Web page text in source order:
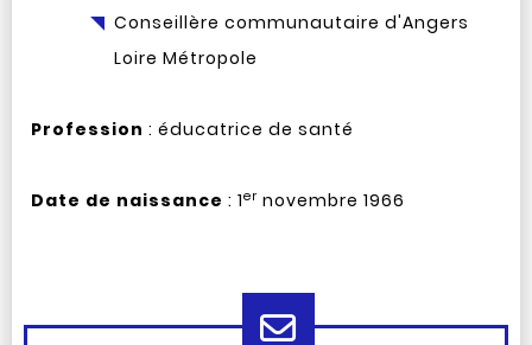
Conseillère communautaire d'Angers
Loire Métropole
Profession : éducatrice de santé
Date de naissance : 1ernovembre 1966